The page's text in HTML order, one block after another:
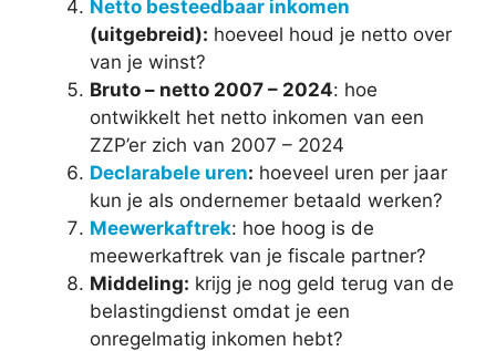
Netto besteedbaar inkomen
(uitgebreid): hoeveel houd je netto over
van je winst?
Bruto – netto 2007 – 2024: hoe
ontwikkelt het netto inkomen van een
ZZP’er zich van 2007 – 2024
Declarabele uren: hoeveel uren per jaar
kun je als ondernemer betaald werken?
Meewerkaftrek: hoe hoog is de
meewerkaftrek van je fiscale partner?
Middeling: krijg je nog geld terug van de
belastingdienst omdat je een
onregelmatig inkomen hebt?